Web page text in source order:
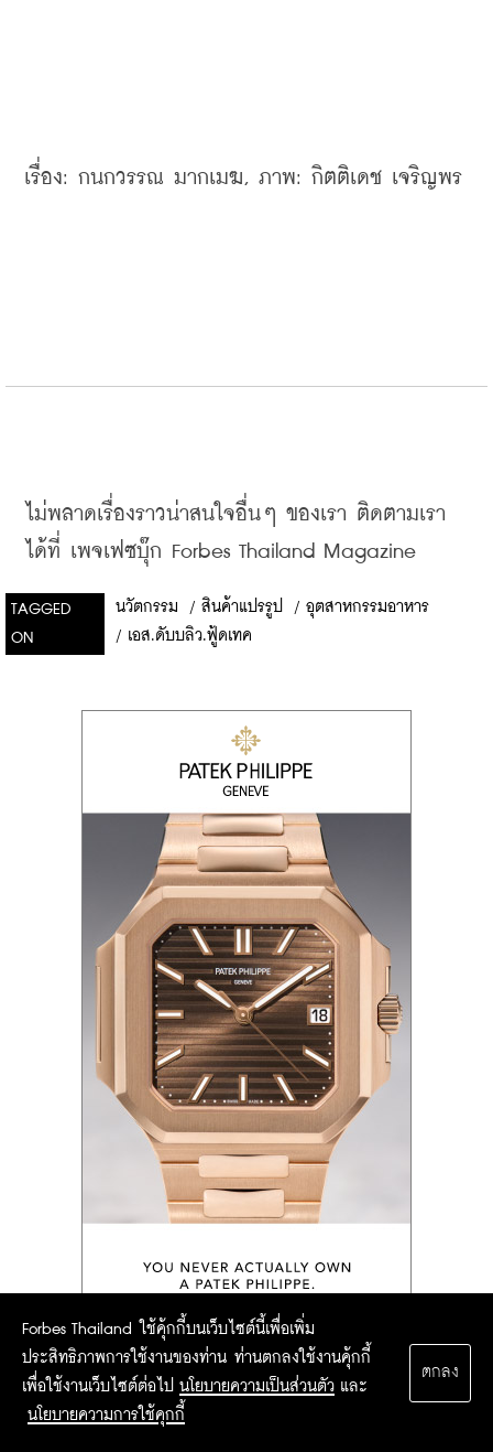
เรื่อง: กนกวรรณ มากเมฆ, ภาพ: กิตติเดช เจริญพร
ไม่พลาดเรื่องราวน่าสนใจอื่นๆ ของเรา ติดตามเรา
ได้ที่ เพจเฟซบุ๊ก Forbes Thailand Magazine
TAGGED
ON
นวัตกรรม / สินค้าแปรรูป / อุตสาหกรรมอาหาร
/ เอส.ดับบลิว.ฟู้ดเทค
Forbes Thailand ใช้คุ้กกี้บนเว็บไซต์นี้เพื่อเพิ่ม
ประสิทธิภาพการใช้งานของท่าน ท่านตกลงใช้งานคุ้กกี้
เพื่อใช้งานเว็บไซต์ต่อไป นโยบายความเป็นส่วนตัว และ
นโยบายความการใช้คุกกี้
ตกลง